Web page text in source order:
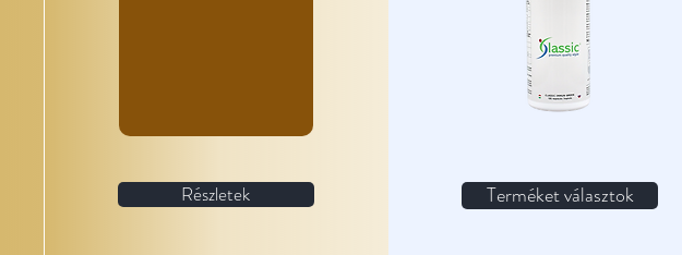
Részletek Terméket választok